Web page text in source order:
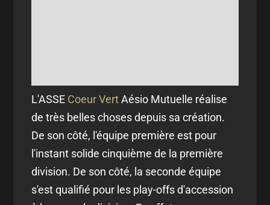
L'ASSE Coeur VertAésio Mutuelle réalise
de très belles choses depuis sa création.
De son côté, l'équipe première est pour
l'instant solide cinquième de la première
division. De son côté, la seconde équipe
s'est qualifié pour les play-offs d'accession